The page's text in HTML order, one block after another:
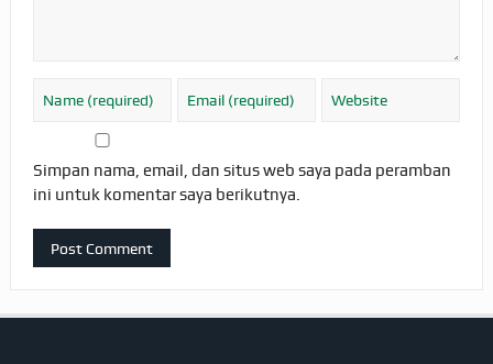
Simpan nama, email, dan situs web saya pada peramban
ini untuk komentar saya berikutnya.